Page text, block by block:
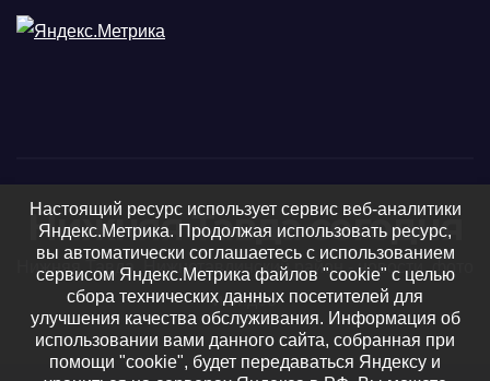
Нижняя Тавда сегодня
Нижняя Тавда, Нижнетавдинский район - новости, фото
и видео
Настоящий ресурс использует сервис веб-аналитики
Яндекс.Метрика. Продолжая использовать ресурс,
вы автоматически соглашаетесь с использованием
сервисом Яндекс.Метрика файлов "cookie" с целью
сбора технических данных посетителей для
улучшения качества обслуживания. Информация об
использовании вами данного сайта, собранная при
помощи "cookie", будет передаваться Яндексу и